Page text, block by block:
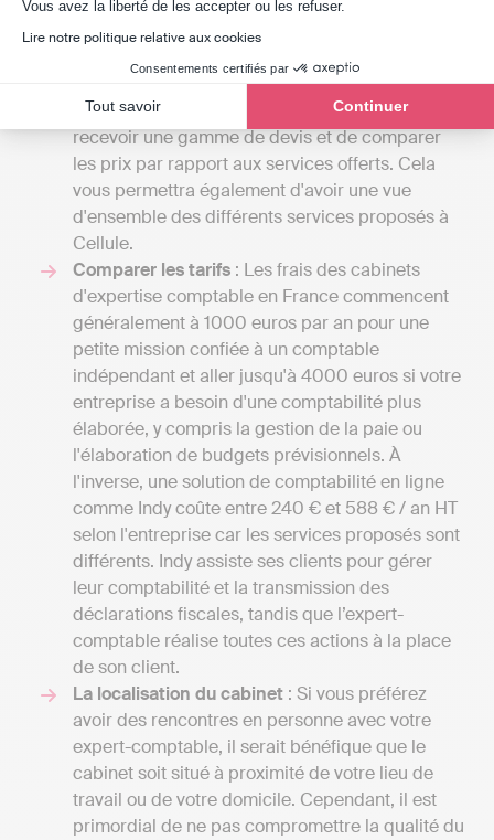
Vous avez la liberté de les accepter ou les refuser.
Lire notre politique relative aux cookies
Consentements certifiés par
Tout savoir Continuer
avec eux. La variété des services qu'un expert-
comptable peut offrir est vaste, et le prix
dépendra du volume de tâches qu'il prendra en
charge pour vous. En discutant avec plusieurs
professionnels, vous aurez l'opportunité de
recevoir une gamme de devis et de comparer
les prix par rapport aux services offerts. Cela
vous permettra également d'avoir une vue
d'ensemble des différents services proposés à
Cellule.
Comparer les tarifs : Les frais des cabinets
d'expertise comptable en France commencent
généralement à 1000 euros par an pour une
petite mission confiée à un comptable
indépendant et aller jusqu'à 4000 euros si votre
entreprise a besoin d'une comptabilité plus
élaborée, y compris la gestion de la paie ou
l'élaboration de budgets prévisionnels. À
l'inverse, une solution de comptabilité en ligne
comme Indy coûte entre 240 € et 588 € / an HT
selon l'entreprise car les services proposés sont
différents. Indy assiste ses clients pour gérer
leur comptabilité et la transmission des
déclarations fiscales, tandis que l’expert-
comptable réalise toutes ces actions à la place
de son client.
La localisation du cabinet : Si vous préférez
avoir des rencontres en personne avec votre
expert-comptable, il serait bénéfique que le
cabinet soit situé à proximité de votre lieu de
travail ou de votre domicile. Cependant, il est
primordial de ne pas compromettre la qualité du